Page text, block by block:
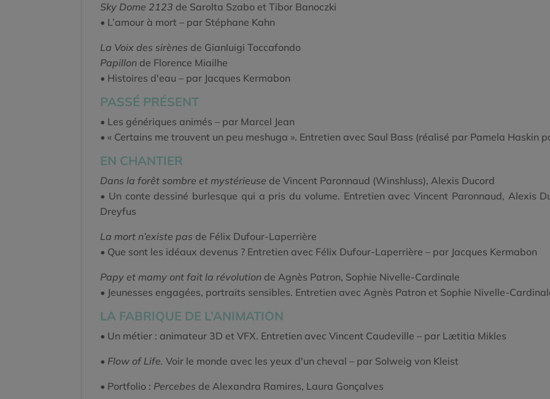
Sky Dome 2123 de Sarolta Szabo et Tibor Banoczki
• L’amour à mort – par Stéphane Kahn
La Voix des sirènes de Gianluigi Toccafondo
Papillon de Florence Miailhe
• Histoires d'eau – par Jacques Kermabon
PASSÉ PRÉSENT
• Les génériques animés – par Marcel Jean
• « Certains me trouvent un peu meshuga ». Entretien avec Saul Bass (réalisé par Pamela Haskin
EN CHANTIER
Dans la forêt sombre et mystérieuse de Vincent Paronnaud (Winshluss), Alexis Ducord
• Un conte dessiné burlesque qui a pris du volume. Entretien avec Vincent Paronnaud, Alexis
Dreyfus
La mort n’existe pas de Félix Dufour-Laperrière
• Que sont les idéaux devenus ? Entretien avec Félix Dufour-Laperrière – par Jacques Kermabon
Papy et mamy ont fait la révolution de Agnès Patron, Sophie Nivelle-Cardinale
• Jeunesses engagées, portraits sensibles. Entretien avec Agnès Patron et Sophie Nivelle-
LA FABRIQUE DE L’ANIMATION
• Un métier : animateur 3D et VFX. Entretien avec Vincent Caudeville – par Lætitia Mikles
• Flow of Life. Voir le monde avec les yeux d'un cheval – par Solweig von Kleist
• Portfolio : Percebes de Alexandra Ramires, Laura Gonçalves